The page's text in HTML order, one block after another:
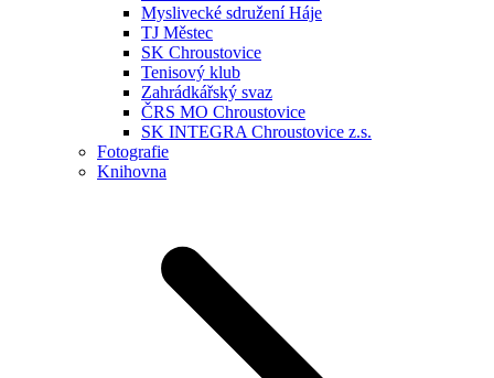
Myslivecké sdružení Háje
TJ Městec
SK Chroustovice
Tenisový klub
Zahrádkářský svaz
ČRS MO Chroustovice
SK INTEGRA Chroustovice z.s.
Fotografie
Knihovna